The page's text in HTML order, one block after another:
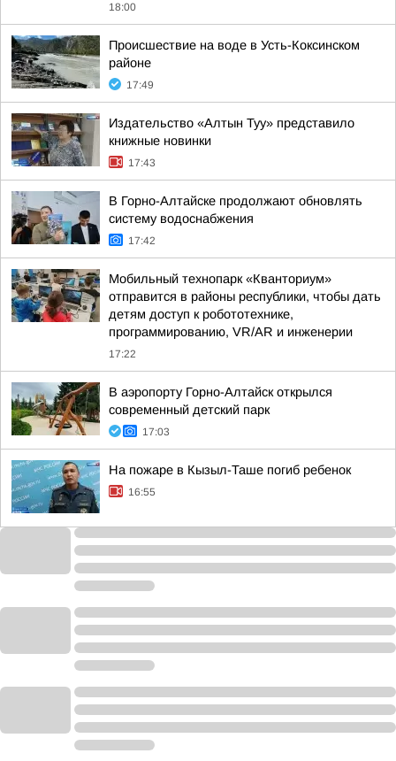
18:00
Происшествие на воде в Усть-Коксинском
районе
17:49
Издательство «Алтын Туу» представило
книжные новинки
17:43
В Горно-Алтайске продолжают обновлять
систему водоснабжения
17:42
Мобильный технопарк «Кванториум»
отправится в районы республики, чтобы дать
детям доступ к робототехнике,
программированию, VR/AR и инженерии
17:22
В аэропорту Горно-Алтайск открылся
современный детский парк
17:03
На пожаре в Кызыл-Таше погиб ребенок
16:55